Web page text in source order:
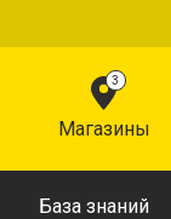
3
Магазины
База знаний